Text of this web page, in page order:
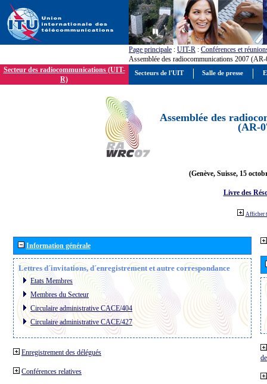
Page principale : UIT-R : Conférences et
Assemblée des radiocommunications 2007
Secteur des radiocommunications (UIT-
R)
Assemblée des
(AR-
(Genève, Suisse, 15
Livre des
Afficher
Information générale
Lettres d´invitations, d´enregistrement et autre correspondance
Etats Membres
Membres du Secteur
Circulaire administrative CACE/404
Circulaire administrative CACE/427
Enregistrement des délégués
Conférences relatives
Secteurs de l'UIT Salle de presse